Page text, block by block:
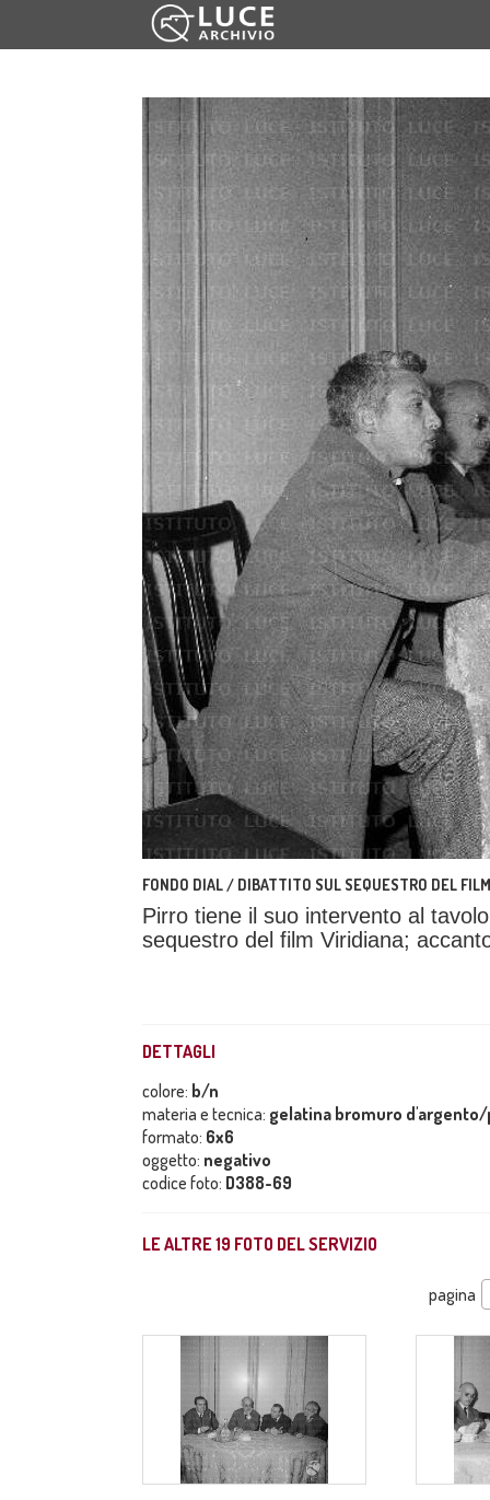
FONDO DIAL / DIBATTITO SUL SEQUESTRO DEL
Pirro tiene il suo intervento al
sequestro del film Viridiana;
DETTAGLI
colore: b/n
materia e tecnica: gelatina bromuro
formato: 6x6
oggetto: negativo
codice foto: D388-69
LE ALTRE19 FOTO DEL SERVIZIO
pagina